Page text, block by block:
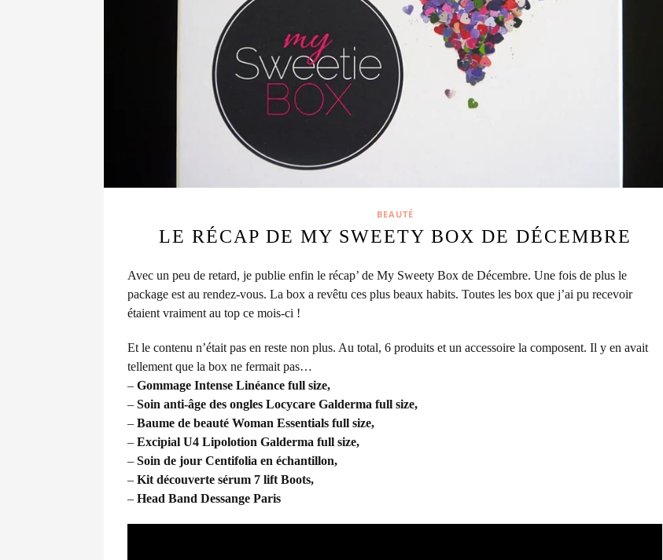
BEAUTÉ
LE RÉCAP DE MY SWEETY BOX DE DÉCEMBRE
Avec un peu de retard, je publie enfin le récap’ de My Sweety Box de Décembre. Une fois de plus le
package est au rendez-vous. La box a revêtu ces plus beaux habits. Toutes les box que j’ai pu recevoir
étaient vraiment au top ce mois-ci !
Et le contenu n’était pas en reste non plus. Au total, 6 produits et un accessoire la composent. Il y en avait
tellement que la box ne fermait pas…
– Gommage Intense Linéance full size,
– Soin anti-âge des ongles Locycare Galderma full size,
– Baume de beauté Woman Essentials full size,
– Excipial U4 Lipolotion Galderma full size,
– Soin de jour Centifolia en échantillon,
– Kit découverte sérum 7 lift Boots,
– Head Band Dessange Paris